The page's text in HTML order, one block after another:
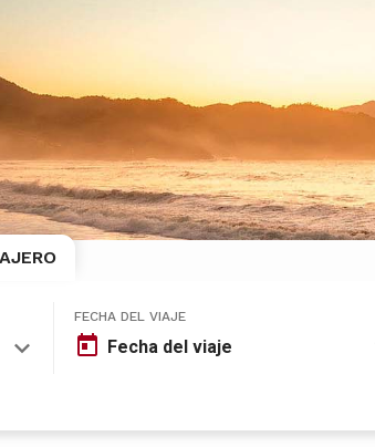
FECHA DEL VIAJE
Fecha del viaje